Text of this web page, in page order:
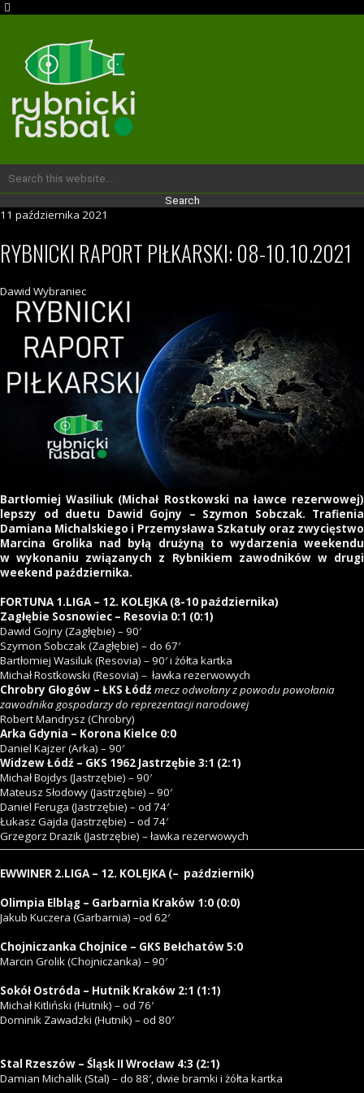
11 października 2021
RYBNICKI RAPORT PIŁKARSKI: 08-10.10.2021
Dawid Wybraniec
Bartłomiej Wasiliuk (Michał Rostkowski na ławce rezerwowej)
lepszy od duetu Dawid Gojny – Szymon Sobczak. Trafienia
Damiana Michalskiego i Przemysława Szkatuły oraz zwycięstwo
Marcina Grolika nad byłą drużyną to wydarzenia weekendu
w wykonaniu związanych z Rybnikiem zawodników w drugi
weekend października.
FORTUNA 1.LIGA – 12. KOLEJKA (8-10 października)
Zagłębie Sosnowiec – Resovia 0:1 (0:1)
Dawid Gojny (Zagłębie) – 90′
Szymon Sobczak (Zagłębie) – do 67′
Bartłomiej Wasiluk (Resovia) – 90′ i żółta kartka
Michał Rostkowski (Resovia) – ławka rezerwowych
Chrobry Głogów – ŁKS Łódźmecz odwołany z powodu powołania
zawodnika gospodarzy do reprezentacji narodowej
Robert Mandrysz (Chrobry)
Arka Gdynia – Korona Kielce 0:0
Daniel Kajzer (Arka) – 90′
Widzew Łódź – GKS 1962 Jastrzębie 3:1 (2:1)
Michał Bojdys (Jastrzębie) – 90′
Mateusz Słodowy (Jastrzębie) – 90′
Daniel Feruga (Jastrzębie) – od 74′
Łukasz Gajda (Jastrzębie) – od 74′
Grzegorz Drazik (Jastrzębie) – ławka rezerwowych
EWWINER 2.LIGA – 12. KOLEJKA (– październik)
Olimpia Elbląg – Garbarnia Kraków 1:0 (0:0)
Jakub Kuczera (Garbarnia) –od 62′
Chojniczanka Chojnice – GKS Bełchatów 5:0
Marcin Grolik (Chojniczanka) – 90′
Sokół Ostróda – Hutnik Kraków 2:1 (1:1)
Michał Kitliński (Hutnik) – od 76′
Dominik Zawadzki (Hutnik) – od 80′
Stal Rzeszów – Śląsk II Wrocław 4:3 (2:1)
Damian Michalik (Stal) – do 88′, dwie bramki i żółta kartka